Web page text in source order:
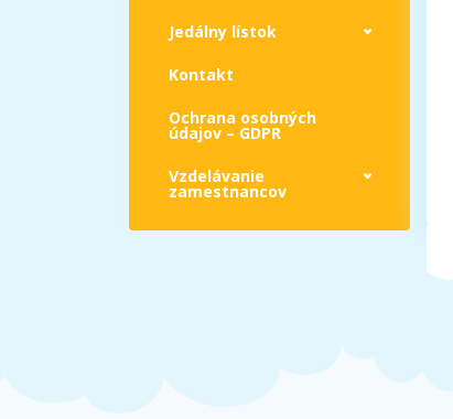
Jedálny lístok
Kontakt
Ochrana osobných
údajov – GDPR
Vzdelávanie
zamestnancov